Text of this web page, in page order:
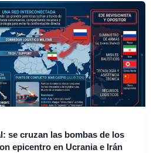
se cruzan las bombas de los
epicentro en Ucrania e Irán